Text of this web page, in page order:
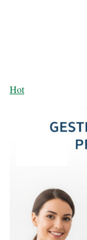
Hot